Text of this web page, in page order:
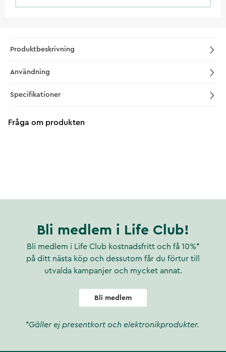
Produktbeskrivning
Användning
Specifikationer
Fråga om produkten
Bli medlem i Life Club!
Bli medlem i Life Club kostnadsfritt och få 10%*
på ditt nästa köp och dessutom får du förtur till
utvalda kampanjer och mycket annat.
Bli medlem
*Gäller ej presentkort och elektronikprodukter.